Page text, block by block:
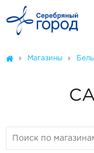
Магазины